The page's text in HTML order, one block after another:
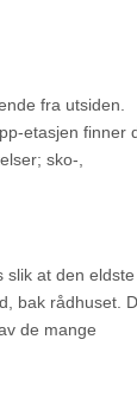
fra utsiden.
etasjen finner
sko-,
slik at den eldste
bak rådhuset.
de mange